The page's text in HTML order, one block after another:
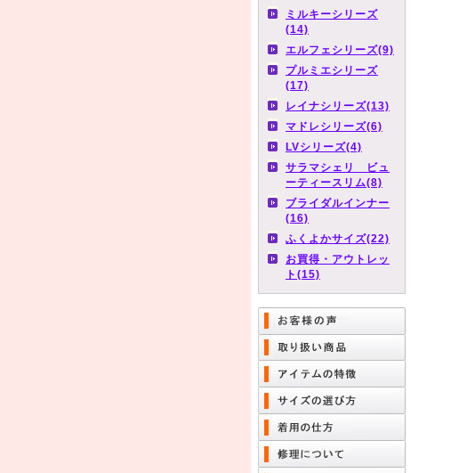
ミルキーシリーズ
(14)
エルフェシリーズ(9)
プルミエシリーズ
(17)
レイナシリーズ(13)
マドレシリーズ(6)
LVシリーズ(4)
サラマシェリ ビュ
ーティースリム(8)
ブライダルインナー
(16)
ふくよかサイズ(22)
お買得・アウトレッ
ト(15)